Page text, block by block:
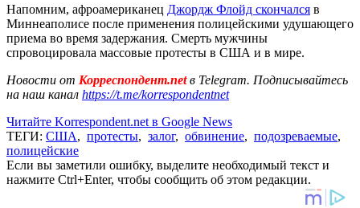
Напомним, афроамериканец Джордж Флойд скончался в
Миннеаполисе после применения полицейскими удушающего
приема во время задержания. Смерть мужчины
спровоцировала массовые протесты в США и в мире.
Новости от Корреспондент.netв Telegram. Подписывайтесь
на наш канал https://t.me/korrespondentnet
Читайте Korrespondent.net в Google News
ТЕГИ: США, протесты, залог, обвинение, подозреваемые,
полицейские
Если вы заметили ошибку, выделите необходимый текст и
нажмите Ctrl+Enter, чтобы сообщить об этом редакции.